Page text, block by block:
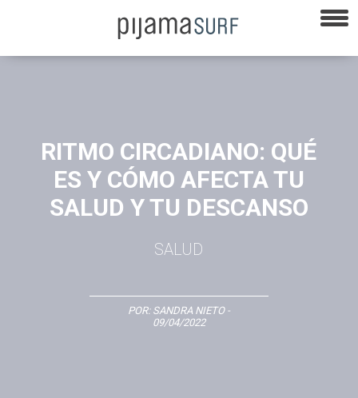
RITMO CIRCADIANO: QUÉ
ES Y CÓMO AFECTA TU
SALUD Y TU DESCANSO
SALUD
POR: SANDRA NIETO-
09/04/2022